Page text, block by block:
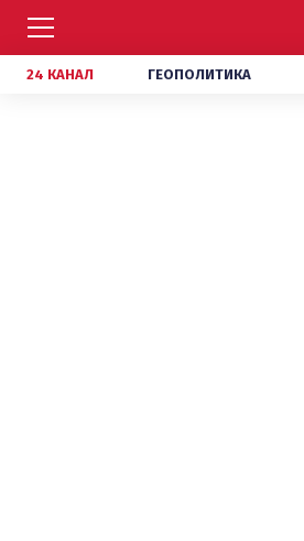
24 КАНАЛ ГЕОПОЛИТИКА